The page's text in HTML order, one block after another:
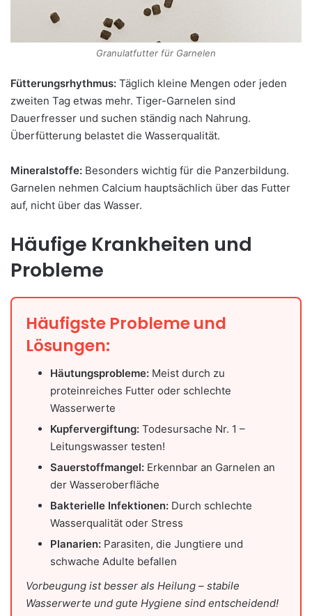
Granulatfutter für Garnelen
Fütterungsrhythmus: Täglich kleine Mengen oder jeden
zweiten Tag etwas mehr. Tiger-Garnelen sind
Dauerfresser und suchen ständig nach Nahrung.
Überfütterung belastet die Wasserqualität.
Mineralstoffe: Besonders wichtig für die Panzerbildung.
Garnelen nehmen Calcium hauptsächlich über das Futter
auf, nicht über das Wasser.
Häufige Krankheiten und
Probleme
Häufigste Probleme und
Lösungen:
Häutungsprobleme: Meist durch zu
proteinreiches Futter oder schlechte
Wasserwerte
Kupfervergiftung: Todesursache Nr. 1 –
Leitungswasser testen!
Sauerstoffmangel: Erkennbar an Garnelen an
der Wasseroberfläche
Bakterielle Infektionen: Durch schlechte
Wasserqualität oder Stress
Planarien: Parasiten, die Jungtiere und
schwache Adulte befallen
Vorbeugung ist besser als Heilung – stabile
Wasserwerte und gute Hygiene sind entscheidend!